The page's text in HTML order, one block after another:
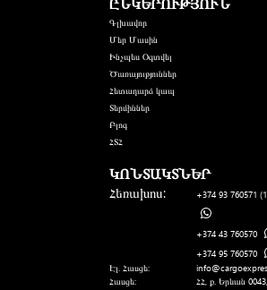
Գլխավոր
Մեր Մասին
Ինչպես Օգտվել
Ծառայություններ
Հետադարձ կապ
Տերմիններ
Բլոգ
ՀՏՀ
ԿՈՆՏԱԿՏՆԵՐ
Հեռախոս: +374 93 760571
+374 43 760570
+374 95 760570
Էլ. Հասցե:
Հասցե:
ՀՀ, ք. Երևան